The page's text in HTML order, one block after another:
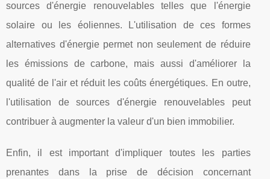
sources d'énergie renouvelables telles que l'énergie
solaire ou les éoliennes. L'utilisation de ces formes
alternatives d'énergie permet non seulement de réduire
les émissions de carbone, mais aussi d'améliorer la
qualité de l'air et réduit les coûts énergétiques. En outre,
l'utilisation de sources d'énergie renouvelables peut
contribuer à augmenter la valeur d'un bien immobilier.
Enfin, il est important d'impliquer toutes les parties
prenantes dans la prise de décision concernant